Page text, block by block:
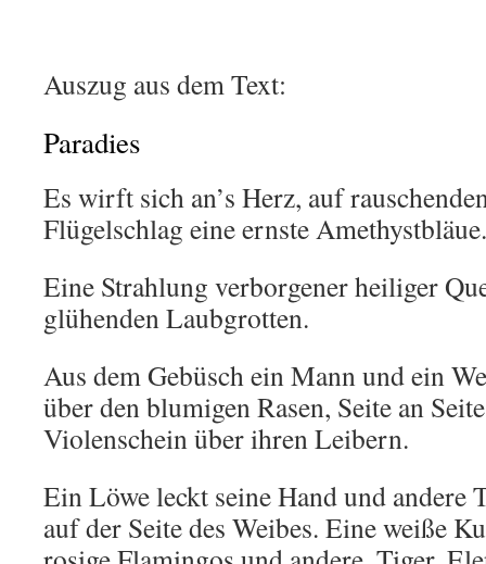
Auszug aus dem Text:
Paradies
Es wirft sich an’s Herz, auf
Flügelschlag eine ernste Amethystbläue.
Eine Strahlung verborgener heiliger
glühenden Laubgrotten.
Aus dem Gebüsch ein Mann und ein
über den blumigen Rasen, Seite an
Violenschein über ihren Leibern.
Ein Löwe leckt seine Hand und andere
auf der Seite des Weibes. Eine weiße